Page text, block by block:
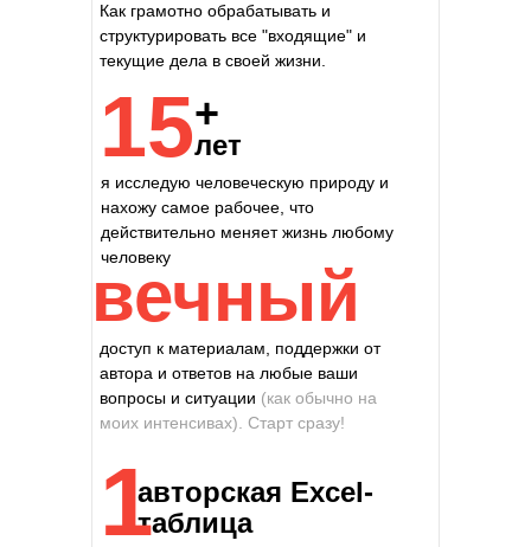
Как грамотно обрабатывать и
структурировать все "входящие" и
текущие дела в своей жизни.
15лет
я исследую человеческую природу и
нахожу самое рабочее, что
действительно меняет жизнь любому
человеку
+
доступ к материалам, поддержки от
автора и ответов на любые ваши
вопросы и ситуации (как обычно на
моих интенсивах). Старт сразу!
вечный
авторская Excel-
таблица
1